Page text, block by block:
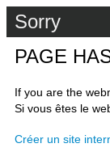
Sorry
PAGE
If you are the
Si vous êtes le
Créer un site